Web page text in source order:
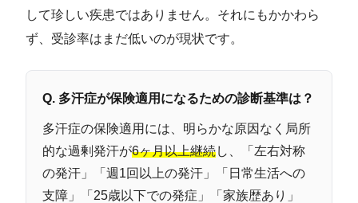
して珍しい疾患ではありません。それにもかかわら
ず、受診率はまだ低いのが現状です。
Q. 多汗症が保険適用になるための診断基準は？
多汗症の保険適用には、明らかな原因なく局所
的な過剰発汗が6ヶ月以上継続し、「左右対称
の発汗」「週1回以上の発汗」「日常生活への
支障」「25歳以下での発症」「家族歴あり」